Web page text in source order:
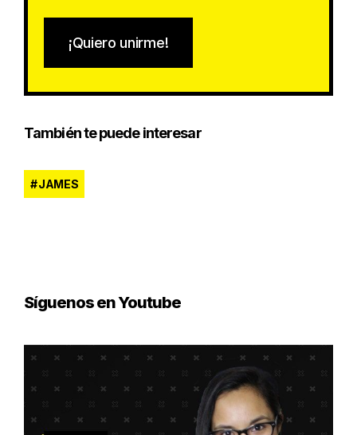
¡Quiero unirme!
También te puede interesar
JAMES
Síguenos en Youtube